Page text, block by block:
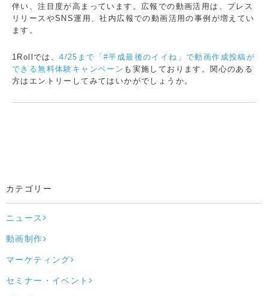
伴い、注目度が高まっています。広報での動画活用は、プレス
リリースやSNS運用、社内広報での動画活用の事例が増えてい
ます。
1Rollでは、4/25まで「#平成最後のイイね」で動画作成投稿が
できる無料体験キャンペーン も実施しております。関心のある
方はエントリーしてみてはいかがでしょうか。
カテゴリー
ニュース
動画制作
マーケティング
セミナー・イベント